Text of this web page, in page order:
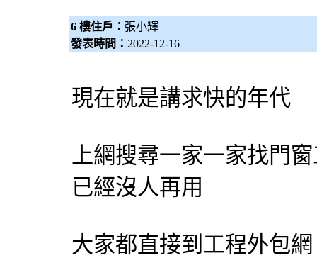
6 樓住戶： 張小輝
發表時間： 2022-12-16
現在就是講求快的年代
上網搜尋一家一家找門
已經沒人再用
大家都直接到工程外包網